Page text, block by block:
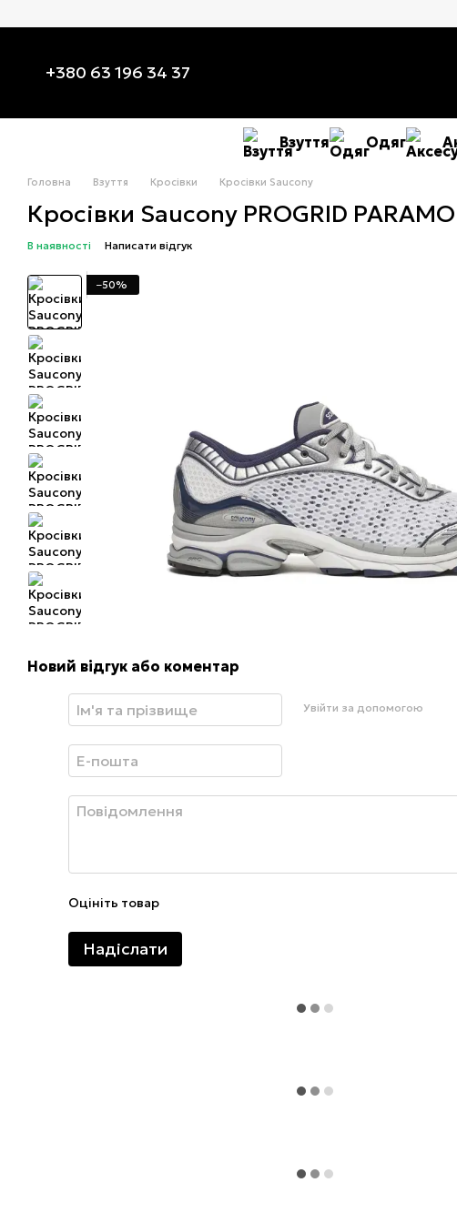
+380 63 196 34 37
Взуття Одяг
Головна Взуття Кросівки Кросівки Saucony
Кросівки Saucony PROGRID
В наявності Написати відгук
−50%
Новий відгук або коментар
Увійти за допомогою
Оцініть товар
Надіслати